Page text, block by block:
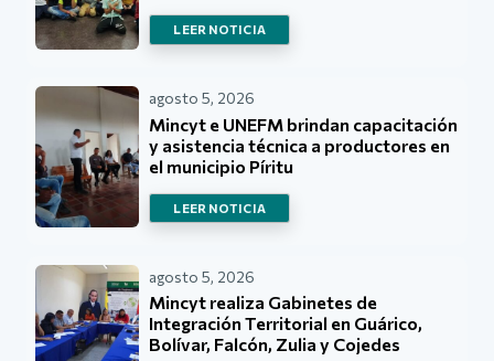
LEER NOTICIA
agosto 5, 2026
Mincyt e UNEFM brindan capacitación
y asistencia técnica a productores en
el municipio Píritu
LEER NOTICIA
agosto 5, 2026
Mincyt realiza Gabinetes de
Integración Territorial en Guárico,
Bolívar, Falcón, Zulia y Cojedes